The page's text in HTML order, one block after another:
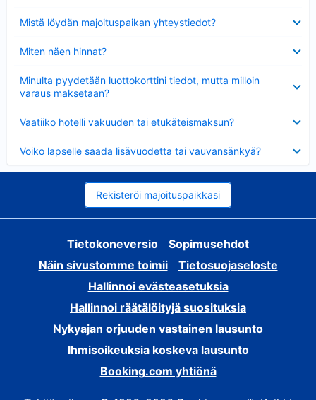
Mistä löydän majoituspaikan yhteystiedot?
Miten näen hinnat?
Minulta pyydetään luottokorttini tiedot, mutta milloin
varaus maksetaan?
Vaatiiko hotelli vakuuden tai etukäteismaksun?
Voiko lapselle saada lisävuodetta tai vauvansänkyä?
Rekisteröi majoituspaikkasi
Tietokoneversio
Sopimusehdot
Näin sivustomme toimii
Tietosuojaseloste
Hallinnoi evästeasetuksia
Hallinnoi räätälöityjä suosituksia
Nykyajan orjuuden vastainen lausunto
Ihmisoikeuksia koskeva lausunto
Booking.com yhtiönä